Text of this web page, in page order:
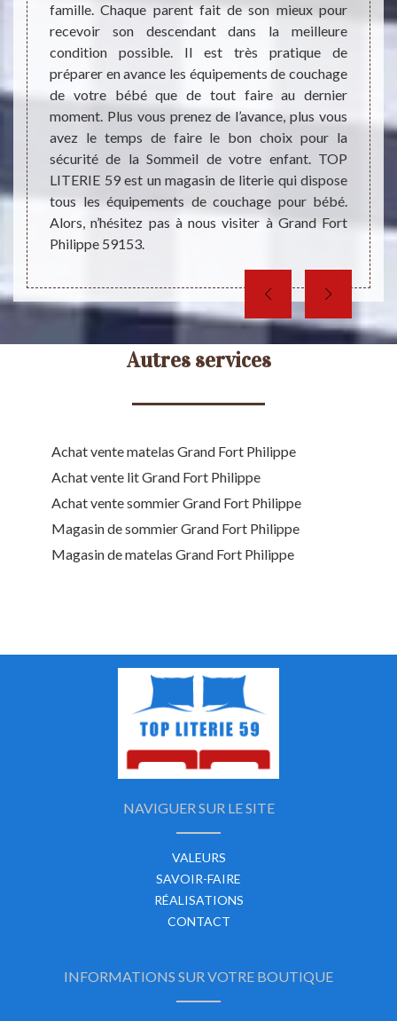
faut
un
très
il
très
famille. Chaque parent fait de son mieux pour
recevoir son descendant dans la meilleure
condition possible. Il est très pratique de
préparer en avance les équipements de couchage
de votre bébé que de tout faire au dernier
moment. Plus vous prenez de l’avance, plus vous
avez le temps de faire le bon choix pour la
sécurité de la Sommeil de votre enfant. TOP
LITERIE 59 est un magasin de literie qui dispose
tous les équipements de couchage pour bébé.
Alors, n’hésitez pas à nous visiter à Grand Fort
Philippe 59153.
Les
est
ces
coup
Autres services
Achat vente matelas Grand Fort Philippe
Achat vente lit Grand Fort Philippe
Achat vente sommier Grand Fort Philippe
Magasin de sommier Grand Fort Philippe
Magasin de matelas Grand Fort Philippe
NAVIGUER SUR LE SITE
VALEURS
SAVOIR-FAIRE
RÉALISATIONS
CONTACT
INFORMATIONS SUR VOTRE BOUTIQUE